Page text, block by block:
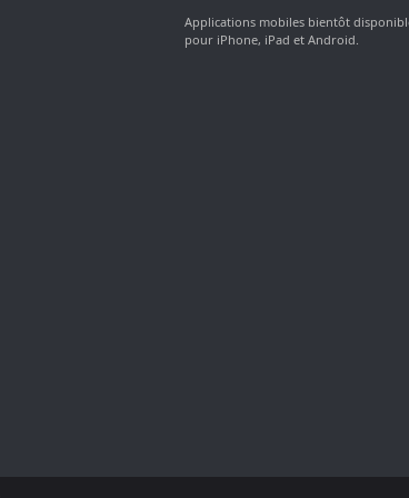
Applications mobiles bientôt
pour iPhone, iPad et Android.